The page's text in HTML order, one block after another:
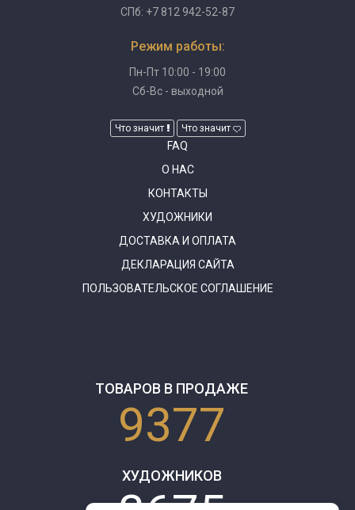
СПб: +7 812 942-52-87
Режим работы:
Пн-Пт 10:00 - 19:00
Сб-Вс - выходной
Что значит Что значит
FAQ
О НАС
КОНТАКТЫ
ХУДОЖНИКИ
ДОСТАВКА И ОПЛАТА
ДЕКЛАРАЦИЯ САЙТА
ПОЛЬЗОВАТЕЛЬСКОЕ СОГЛАШЕНИЕ
ТОВАРОВ В ПРОДАЖЕ
9377
ХУДОЖНИКОВ